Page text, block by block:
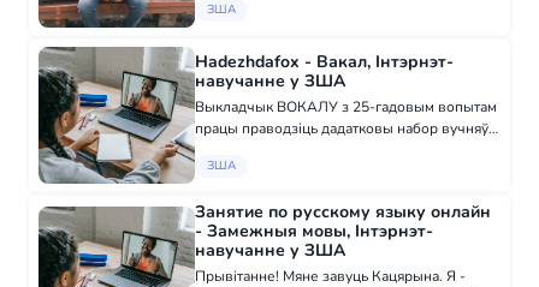
прадвызначаных! 👨‍🏫 Камо Улубабян -
вопытны...
ЗША
Hadezhdafox - Вакал, Інтэрнэт-
навучанне у ЗША
Выкладчык ВОКАЛУ з 25-гадовым вопытам
працы праводзіць дадатковы набор вучняў!
«з нуля». Узрост ад 6 гадоў. Лік месцаў
ЗША
Занятие по русскому языку онлайн
- Замежныя мовы, Інтэрнэт-
навучанне у ЗША
Прывiтанне! Мяне завуць Кацярына. Я -